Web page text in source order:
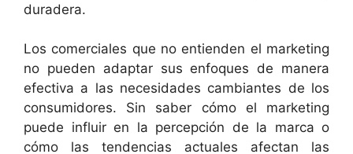
duradera.
Los comerciales que no entienden el marketing
no pueden adaptar sus enfoques de manera
efectiva a las necesidades cambiantes de los
consumidores. Sin saber cómo el marketing
puede influir en la percepción de la marca o
cómo las tendencias actuales afectan las